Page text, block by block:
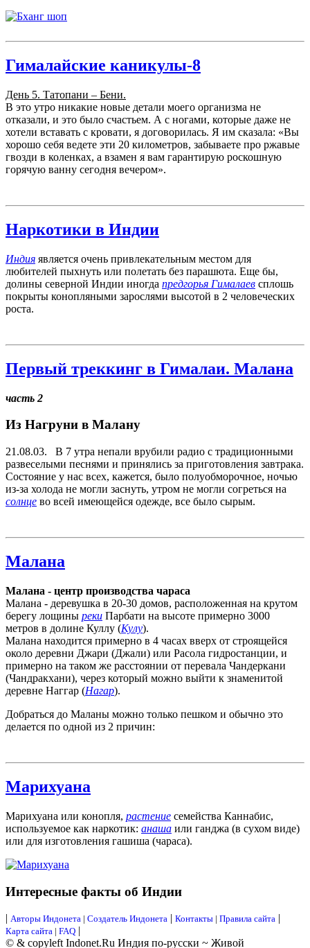
Гималайские каникулы-8
День 5. Татопани – Бени.
В это утро никакие новые детали моего организма не
отказали, и это было счастьем. А с ногами, которые даже не
хотели вставать с кровати, я договорилась. Я им сказала: «Вы
хорошо себя ведете эти 20 километров, забываете про ржавые
гвозди в коленках, а взамен я вам гарантирую роскошную
горячую ванну сегодня вечером».
Наркотики в Индии
Индия является очень привлекательным местом для
любителей пыхнуть или полетать без парашюта. Еще бы,
долины северной Индии иногда предгорья Гималаев сплошь
покрыты конопляными зарослями высотой в 2 человеческих
роста.
Первый треккинг в Гималаи. Малана
часть 2
Из Нагруни в Малану
21.08.03. В 7 утра непали врубили радио с традиционными
развеселыми песнями и принялись за приготовления завтрака.
Состояние у нас всех, кажется, было полуобморочное, ночью
из-за холода не могли заснуть, утром не могли согреться на
солнце во всей имеющейся одежде, все было сырым.
Малана
Малана - центр производства чараса
Малана - деревушка в 20-30 домов, расположенная на крутом
берегу лощины реки Парбати на высоте примерно 3000
метров в долине Куллу (Кулу).
Малана находится примерно в 4 часах вверх от строящейся
около деревни Джари (Джали) или Расола гидростанции, и
примерно на таком же расстоянии от перевала Чандеркани
(Чандракхани), через который можно выйти к знаменитой
деревне Наггар (Нагар).
Добраться до Маланы можно только пешком и обычно это
делается по одной из 2 причин:
Марихуана
Марихуана или конопля, растение семейства Каннабис,
используемое как наркотик: анаша или ганджа (в сухом виде)
или для изготовления гашиша (чараса).
Интересные факты об Индии
| Авторы Индонета | Создатель Индонета | Контакты | Правила сайта |
Карта сайта | FAQ |
© & copyleft Indonet.Ru Индия по-русски ~ Живой